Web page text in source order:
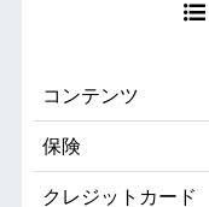
コンテンツ
保険
クレジットカード